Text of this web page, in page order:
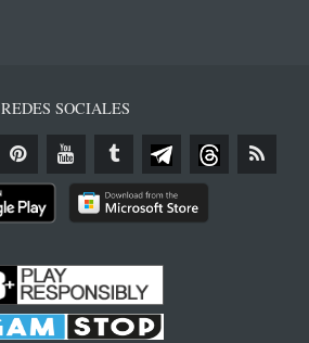
REDES SOCIALES